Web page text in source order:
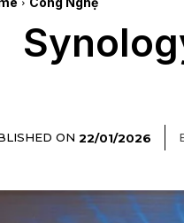
ON 22/01/2026